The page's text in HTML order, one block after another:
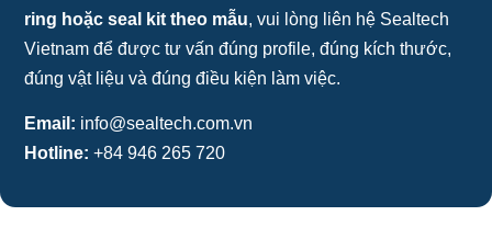
ring hoặc seal kit theo mẫu, vui lòng liên hệ Sealtech
Vietnam để được tư vấn đúng profile, đúng kích thước,
đúng vật liệu và đúng điều kiện làm việc.
Email: info@sealtech.com.vn
Hotline: +84 946 265 720